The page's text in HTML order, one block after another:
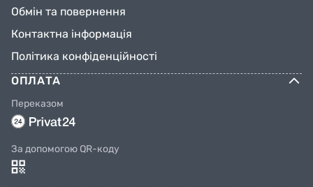
Обмін та повернення
Контактна інформація
Політика конфіденційності
ОПЛАТА
Переказом
За допомогою QR-коду